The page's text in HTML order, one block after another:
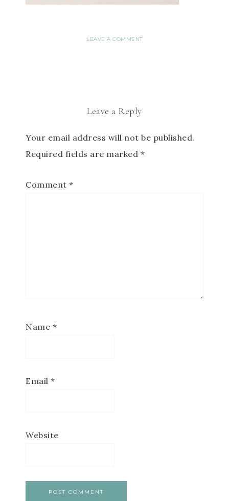
LEAVE A COMMENT
Leave a Reply
Your email address will not be published.
Required fields are marked *
Comment *
Name *
Email *
Website